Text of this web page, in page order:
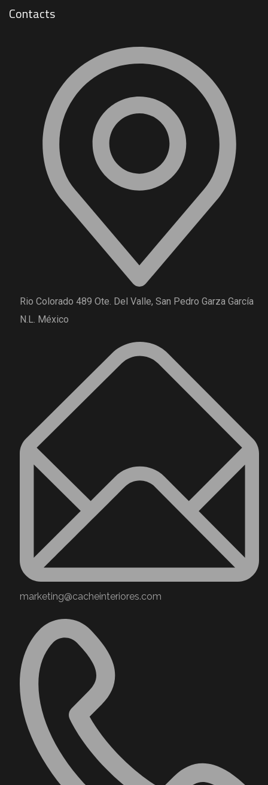
Contacts
Rio Colorado 489 Ote. Del Valle, San Pedro Garza García
N.L. México
marketing@cacheinteriores.com